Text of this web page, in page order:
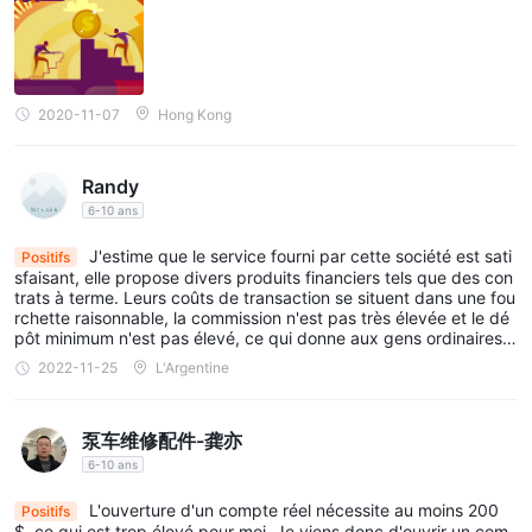
d'ouverture et de clôture. Les CFD sont populaires sur le Forex
et les produits de base. Avec les CFD, les traders peuvent
spéculer sur les mouvements de prix de divers instruments
financiers sans posséder réellement l'actif sous-jacent.
Les contrats à terme sur indices sont des contrats dérivés
basés sur un indice boursier spécifique. Ils offrent une
investisseurs de s'exposer à la performance d'un indice entier
plutôt qu'à des actions individuelles. Les contrats à terme sur
indices peuvent aider à minimiser le risque de fluctuation des
prix associé aux actions individuelles.
tant que marchandise sur les marchés financiers. L'or est
considéré comme un actif refuge et est souvent utilisé comme
couverture contre l'inflation et les incertitudes économiques. Les
2020-11-07 Hong Kong
Randy
6-10 ans
Positifs
J'estime que le service fourni par cette société est sati
sfaisant, elle propose divers produits financiers tels que des con
trats à terme. Leurs coûts de transaction se situent dans une fou
rchette raisonnable, la commission n'est pas très élevée et le dé
pôt minimum n'est pas élevé, ce qui donne aux gens ordinaires l
a possibilité de négocier.
2022-11-25 L'Argentine
泵车维修配件-龚亦
6-10 ans
Positifs
L'ouverture d'un compte réel nécessite au moins 200